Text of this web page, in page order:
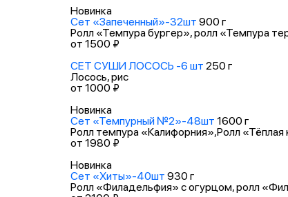
Новинка
Сет «Запеченный»-32шт 900 г
Ролл «Темпура бургер», ролл «Темпура
от 1500 ₽
СЕТ СУШИ ЛОСОСЬ -6 шт 250 г
Лосось, рис
от 1000 ₽
Новинка
Сет «Темпурный №2»-48шт 1600 г
Ролл темпура «Калифорния»,Ролл
от 1980 ₽
Новинка
Сет «Хиты»-40шт 930 г
Ролл «Филадельфия» с огурцом, ролл